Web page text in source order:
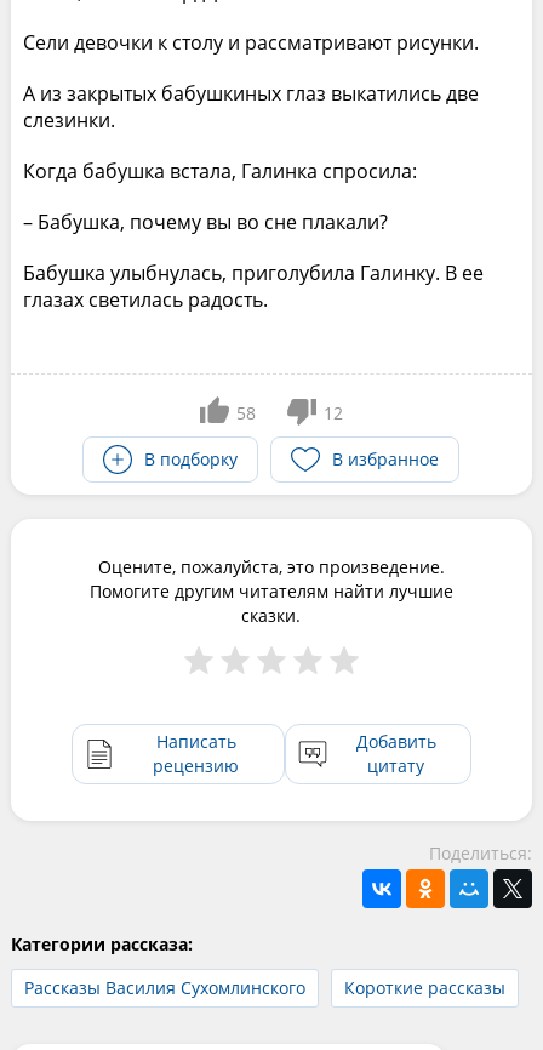
Сели девочки к столу и рассматривают рисунки.
А из закрытых бабушкиных глаз выкатились две
слезинки.
Когда бабушка встала, Галинка спросила:
– Бабушка, почему вы во сне плакали?
Бабушка улыбнулась, приголубила Галинку. В ее
глазах светилась радость.
58
12
В подборку
В избранное
Оцените, пожалуйста, это произведение.
Помогите другим читателям найти лучшие
сказки.
Написать
рецензию
Добавить
цитату
Поделиться:
Категории рассказа:
Рассказы Василия Сухомлинского
Короткие рассказы